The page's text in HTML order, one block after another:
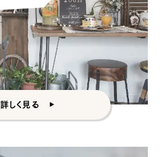
詳しく見る